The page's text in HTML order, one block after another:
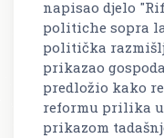
napisao djelo
politiche sopra
politička
prikazao
predložio kako
reformu prilika
prikazom